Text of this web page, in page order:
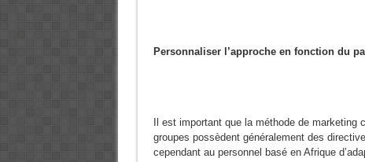
Personnaliser l’approche en fonction du
Il est important que la méthode de
groupes possèdent généralement des
cependant au personnel basé en Afrique